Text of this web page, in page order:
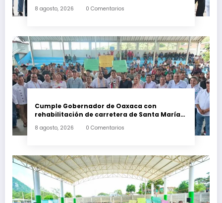
8 agosto, 2026 0 Comentarios
Cumple Gobernador de Oaxaca con
rehabilitación de carretera de Santa María
8 agosto, 2026 0 Comentarios